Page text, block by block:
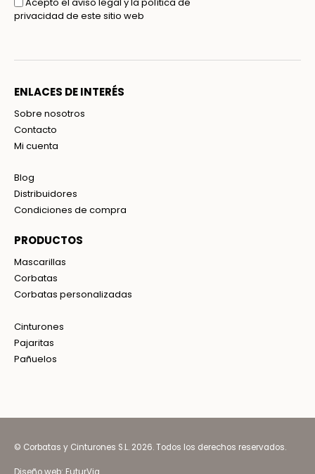
privacidad de este sitio web
ENLACES DE INTERÉS
Sobre nosotros
Contacto
Mi cuenta
Blog
Distribuidores
Condiciones de compra
PRODUCTOS
Mascarillas
Corbatas
Corbatas personalizadas
Cinturones
Pajaritas
Pañuelos
© Corbatas y Cinturones S.L. 2026. Todos los derechos reservados.